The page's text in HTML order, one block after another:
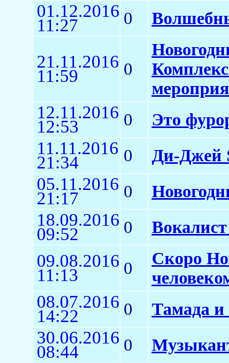
01.12.2016
11:27 0
21.11.2016
11:59 0
12.11.2016
12:53 0 Это
11.11.2016
21:34 0 Ди-Джей
05.11.2016
21:17 0
18.09.2016
09:52 0
09.08.2016
11:13 0
Скоро
08.07.2016
14:22 0 Тамада
30.06.2016
08:44 0